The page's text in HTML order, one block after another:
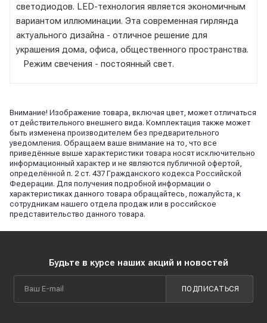
светодиодов. LED-технология является экономичным
вариантом иллюминации. Эта современная гирлянда
актуального дизайна - отличное решение для
украшения дома, офиса, общественного пространства.
Режим свечения - постоянный свет.
Внимание! Изображение товара, включая цвет, может отличаться
от действительного внешнего вида. Комплектация также может
быть изменена производителем без предварительного
уведомления. Обращаем ваше внимание на то, что все
приведённые выше характеристики товара носят исключительно
информационный характер и не являются публичной офертой,
определённой п. 2 ст. 437 Гражданского кодекса Российской
Федерации. Для получения подробной информации о
характеристиках данного товара обращайтесь, пожалуйста, к
сотрудникам нашего отдела продаж или в российское
представительство данного товара.
Будьте в курсе наших акций и новостей
ПОДПИСАТЬСЯ